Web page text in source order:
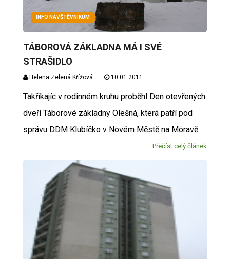
INFO NÁVŠTĚVNÍKŮM
TÁBOROVÁ ZÁKLADNA MÁ I SVÉ
STRAŠIDLO
Helena Zelená Křížová 10.01.2011
Takříkajíc v rodinném kruhu proběhl Den otevřených
dveří Táborové základny Olešná, která patří pod
správu DDM Klubíčko v Novém Městě na Moravě.
Přečíst celý článek